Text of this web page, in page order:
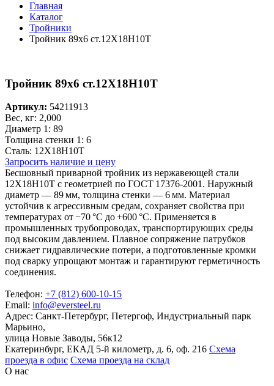
Главная
Каталог
Тройники
Тройник 89х6 ст.12Х18Н10Т
Тройник 89х6 ст.12Х18Н10Т
Артикул: 54211913
Вес, кг: 2,000
Диаметр 1: 89
Толщина стенки 1: 6
Сталь: 12Х18Н10Т
Запросить наличие и цену
Бесшовный приварной тройник из нержавеющей стали
12Х18Н10Т с геометрией по ГОСТ 17376‑2001. Наружный
диаметр — 89 мм, толщина стенки — 6 мм. Материал
устойчив к агрессивным средам, сохраняет свойства при
температурах от −70 °C до +600 °C. Применяется в
промышленных трубопроводах, транспортирующих среды
под высоким давлением. Плавное сопряжение патрубков
снижает гидравлические потери, а подготовленные кромки
под сварку упрощают монтаж и гарантируют герметичность
соединения.
Телефон: +7 (812) 600-10-15
Email: info@eversteel.ru
Адрес: Санкт-Петербург, Петергоф, Индустриальный парк
Марьино,
улица Новые Заводы, 56к12
Екатеринбург, ЕКАД 5-й километр, д. 6, оф. 216 Схема
проезда в офис Схема проезда на склад
О нас